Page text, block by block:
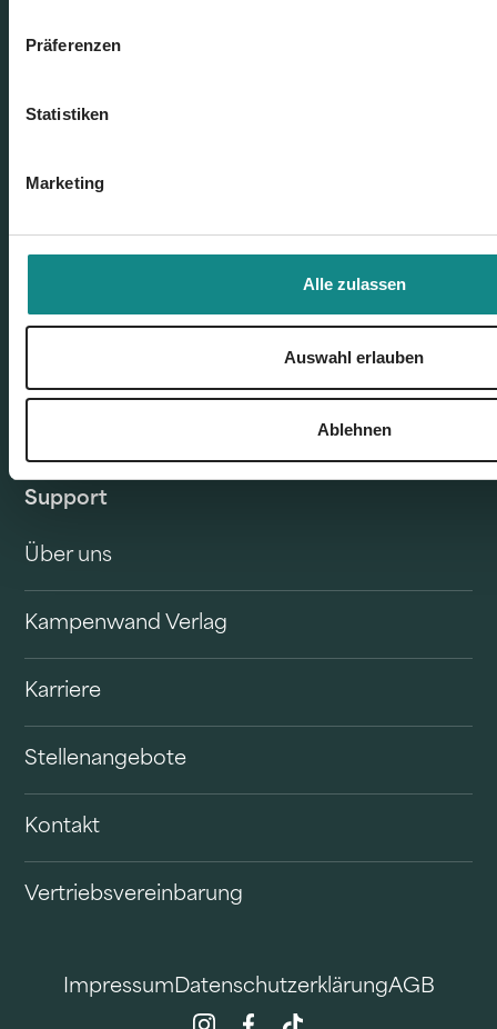
Präferenzen
Statistiken
Marketing
Alle zulassen
Auswahl erlauben
Ablehnen
Insights
News
Webinare
Unsere Buchtitel
Support
Über uns
Kampenwand Verlag
Karriere
Stellenangebote
Kontakt
Vertriebsvereinbarung
Impressum DatenschutzerklärungAGB